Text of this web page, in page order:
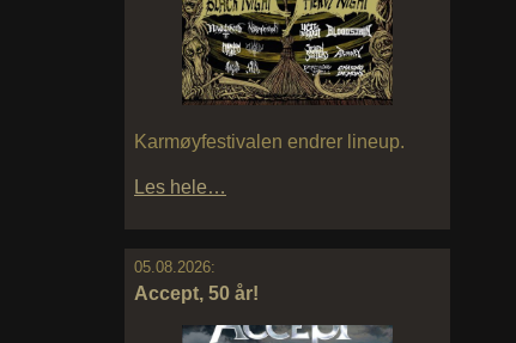
Karmøyfestivalen endrer lineup.
Les hele…
05.08.2026:
Accept, 50 år!